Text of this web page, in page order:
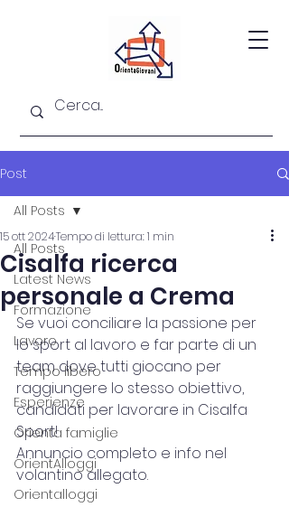
Post
All Posts
Latest News
Formazione
Lavoro
Tempo libero
Esperienze
Orienta famiglie
OrientAlloggi
Orientalloggi
All Posts
Cisalfa ricerca
personale a Crema
15 ott 2024Tempo di lettura: 1 min
Se vuoi conciliare la passione per
lo sport al lavoro e far parte di un
team dove tutti giocano per
raggiungere lo stesso obiettivo,
candidati per lavorare in Cisalfa
Sport!
Annuncio completo e info nel
volantino allegato.